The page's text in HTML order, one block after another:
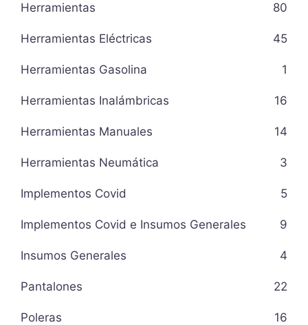
Herramientas 80
Herramientas Eléctricas 45
Herramientas Gasolina 1
Herramientas Inalámbricas 16
Herramientas Manuales 14
Herramientas Neumática 3
Implementos Covid 5
Implementos Covid e Insumos Generales 9
Insumos Generales 4
Pantalones 22
Poleras 16